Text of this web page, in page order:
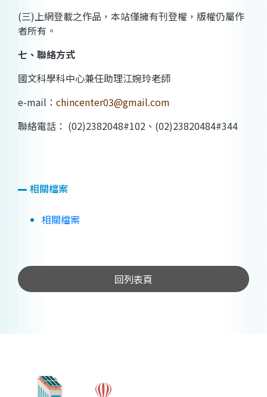
(三)上網登載之作品，本站僅擁有刊登權，版權仍屬作
者所有。
七、聯絡方式
國文科學科中心兼任助理江婉玲老師
e-mail ： chincenter03@gmail.com
聯絡電話： (02)2382048#102 、 (02)23820484#344
相關檔案
相關檔案
回列表頁